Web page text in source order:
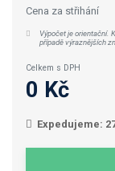
Cena za střihání
Výpočet je orientační.
případě výraznějších
Celkem s DPH
0 Kč
Expedujeme: